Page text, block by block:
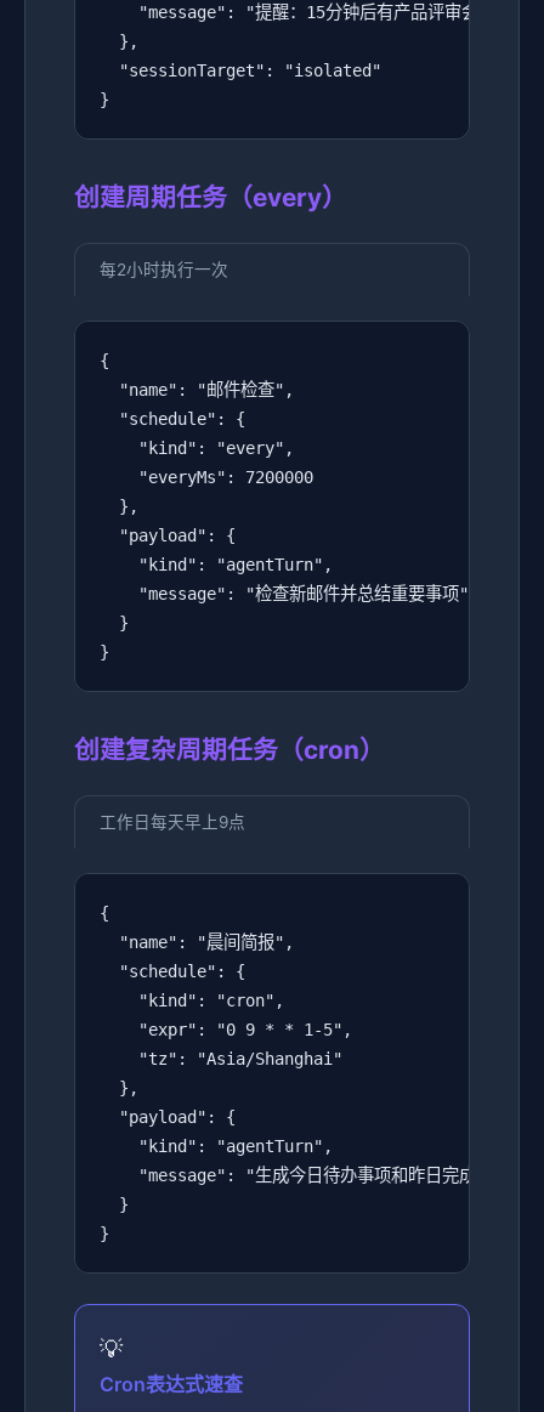
    "message": "提醒：15分钟后有产品评审会议"
  },
  "sessionTarget": "isolated"
}
创建周期任务（every）
每2小时执行一次
{
  "name": "邮件检查",
  "schedule": {
    "kind": "every",
    "everyMs": 7200000
  },
  "payload": {
    "kind": "agentTurn",
    "message": "检查新邮件并总结重要事项"
  }
}
创建复杂周期任务（cron）
工作日每天早上9点
{
  "name": "晨间简报",
  "schedule": {
    "kind": "cron",
    "expr": "0 9 * * 1-5",
    "tz": "Asia/Shanghai"
  },
  "payload": {
    "kind": "agentTurn",
    "message": "生成今日待办事项和昨日完成总结"
  }
}
Cron表达式速查